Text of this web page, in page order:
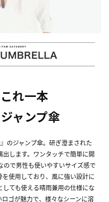
れ一本
ャンプ傘
のジャンプ傘。研ぎ澄まされた
します。ワンタッチで簡単に開
ので男性も使いやすいサイズ感で
使用しており、風に強い設計に
ても使える晴雨兼用の仕様にな
ゴが魅力で、様々なシーンに溶